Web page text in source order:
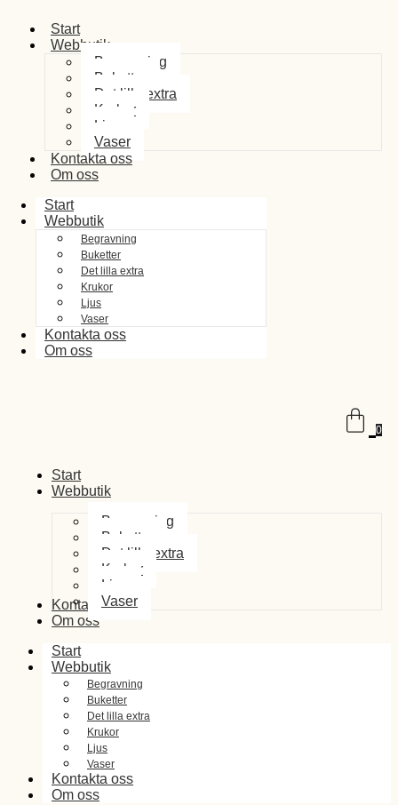
Start
Webbutik
Begravning
Buketter
Det lilla extra
Krukor
Ljus
Vaser
Kontakta oss
Om oss
Start
Webbutik
Begravning
Buketter
Det lilla extra
Krukor
Ljus
Vaser
Kontakta oss
Om oss
0
Start
Webbutik
Begravning
Buketter
Det lilla extra
Krukor
Ljus
Vaser
Kontakta oss
Om oss
Start
Webbutik
Begravning
Buketter
Det lilla extra
Krukor
Ljus
Vaser
Kontakta oss
Om oss